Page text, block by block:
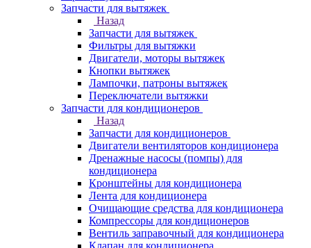
Запчасти для вытяжек
Назад
Запчасти для вытяжек
Фильтры для вытяжки
Двигатели, моторы вытяжек
Кнопки вытяжек
Лампочки, патроны вытяжек
Переключатели вытяжки
Запчасти для кондиционеров
Назад
Запчасти для кондиционеров
Двигатели вентиляторов кондиционера
Дренажные насосы (помпы) для
кондиционера
Кронштейны для кондиционера
Лента для кондиционера
Очищающие средства для кондиционера
Компрессоры для кондиционеров
Вентиль заправочный для кондиционера
Клапан для кондиционера